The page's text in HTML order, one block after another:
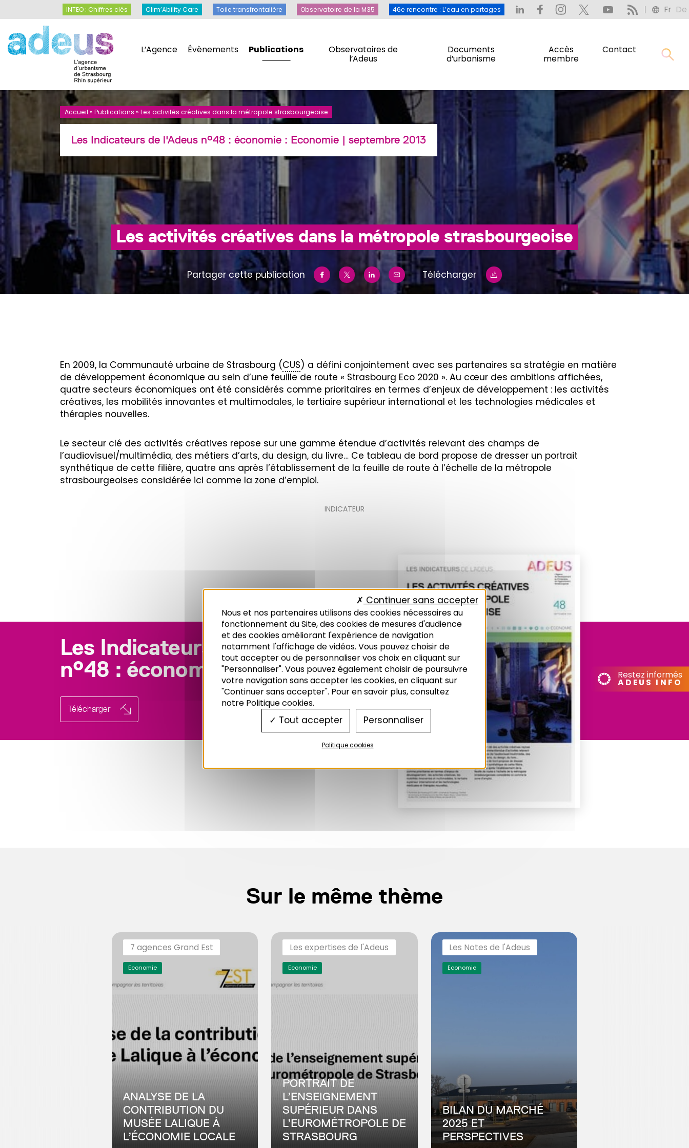
L’Agence Évènements Publications
Observatoires de
l’Adeus
Documents
d’urbanisme
Accès
membre
Contact
INTEO : Chiffres clés Clim’Ability Care Toile transfrontalière Observatoire de la M35 46e rencontre : L’eau en partages Fr De
INTEO : Chiffres clés Clim’Ability Care Toile transfrontalière Observatoire de la M35 46e rencontre : L’eau en partages Fr De
Accueil » Publications » Les activités créatives dans la métropole strasbourgeoise
Les Indicateurs de l'Adeus n°48 : économie : Economie| septembre 2013
Les activités créatives dans la métropole strasbourgeoise
Partager cette publication Télécharger
En 2009, la Communauté urbaine de Strasbourg (CUS) a défini conjointement avec ses partenaires sa stratégie en matière
de développement économique au sein d’une feuille de route « Strasbourg Eco 2020 ». Au cœur des ambitions affichées,
quatre secteurs économiques ont été considérés comme prioritaires en termes d’enjeux de développement : les activités
créatives, les mobilités innovantes et multimodales, le tertiaire supérieur international et les technologies médicales et
thérapies nouvelles.
Le secteur clé des activités créatives repose sur une gamme étendue d’activités relevant des champs de
l’audiovisuel/multimédia, des métiers d’arts, du design, du livre… Ce tableau de bord propose de dresser un portrait
synthétique de cette filière, quatre ans après l’établissement de la feuille de route à l’échelle de la métropole
strasbourgeoises considérée ici comme la zone d’emploi.
INDICATEUR
Les Indicateurs de l'Adeus
n°48 : économie
Télécharger
Sur le même thème
7 agences Grand Est
Economie
ANALYSE DE LA
CONTRIBUTION DU
MUSÉE LALIQUE À
L’ÉCONOMIE LOCALE
Les expertises de l'Adeus
Economie
PORTRAIT DE
L’ENSEIGNEMENT
SUPÉRIEUR DANS
L’EUROMÉTROPOLE DE
STRASBOURG
Les Notes de l'Adeus
Economie
BILAN DU MARCHÉ
2025 ET
PERSPECTIVES
Restez informés
ADEUS INFO
Panneau de gestion des cookies
Nous et nos partenaires utilisons des cookies nécessaires au
fonctionnement du Site, des cookies de mesures d'audience
et des cookies améliorant l'expérience de navigation
notamment l'affichage de vidéos. Vous pouvez choisir de
tout accepter ou de personnaliser vos choix en cliquant sur
"Personnaliser". Vous pouvez également choisir de poursuivre
votre navigation sans accepter les cookies, en cliquant sur
"Continuer sans accepter". Pour en savoir plus, consultez
notre Politique cookies.
Tout accepter
Continuer sans accepter
Personnaliser
Politique cookies